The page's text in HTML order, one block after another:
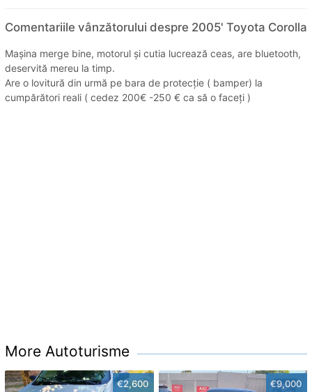
Comentariile vânzătorului despre 2005' Toyota Corolla
Mașina merge bine, motorul și cutia lucrează ceas, are bluetooth,
deservită mereu la timp.
Are o lovitură din urmă pe bara de protecție ( bamper) la
cumpărători reali ( cedez 200€ -250 € ca să o faceți )
More Autoturisme
€2,600 €9,000